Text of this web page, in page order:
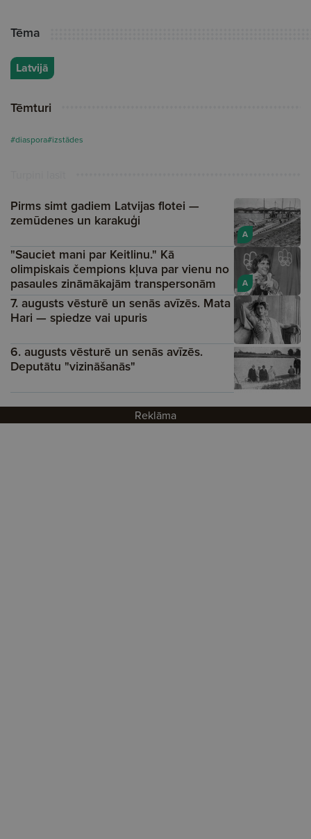
Tēma
Latvijā
Tēmturi
#diaspora#izstādes
A
Pirms simt gadiem Latvijas flotei —
zemūdenes un karakuģi
A
"Sauciet mani par Keitlinu." Kā
olimpiskais čempions kļuva par vienu no
pasaules zināmākajām transpersonām
7. augusts vēsturē un senās avīzēs. Mata
Hari — spiedze vai upuris
6. augusts vēsturē un senās avīzēs.
Deputātu "vizināšanās"
Reklāma